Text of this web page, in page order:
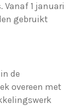
Vanaf 1 januari
gebruikt
de
overeen met